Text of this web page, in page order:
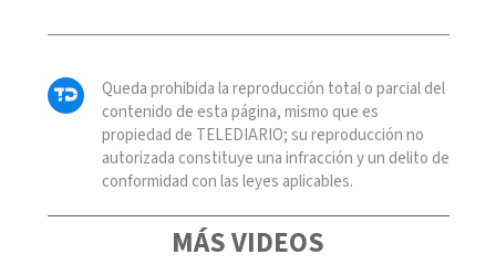
Queda prohibida la reproducción total o parcial del
contenido de esta página, mismo que es
propiedad de TELEDIARIO; su reproducción no
autorizada constituye una infracción y un delito de
conformidad con las leyes aplicables.
MÁS VIDEOS